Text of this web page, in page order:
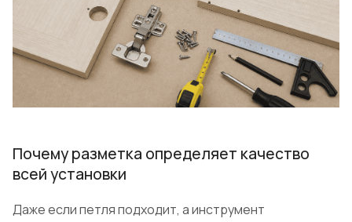
Почему разметка определяет качество
всей установки
Даже если петля подходит, а инструмент